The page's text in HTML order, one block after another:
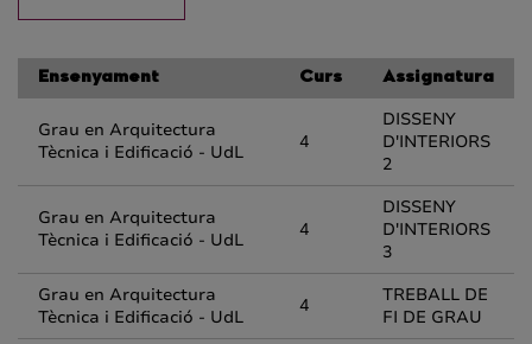
Ensenyament Curs Assignatura
Grau en Arquitectura
Tècnica i Edificació - UdL
4
DISSENY
D'INTERIORS
2
Grau en Arquitectura
Tècnica i Edificació - UdL
4
DISSENY
D'INTERIORS
3
Grau en Arquitectura
Tècnica i Edificació - UdL
4
TREBALL DE
FI DE GRAU